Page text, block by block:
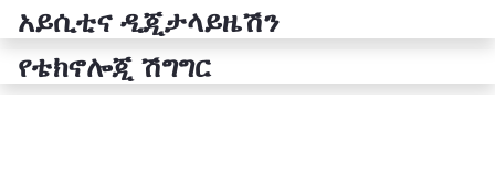
አይሲቲና ዲጂታላይዜሽን
የቴክኖሎጂ ሽግግር